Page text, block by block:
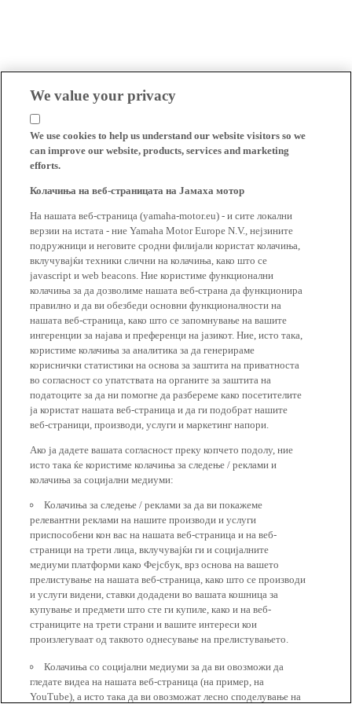
We value your privacy
We use cookies to help us understand our website visitors so we
can improve our website, products, services and marketing
efforts.
Колачиња на веб-страницата на Јамаха мотор
На нашата веб-страница (yamaha-motor.eu) - и сите локални
верзии на истата - ние Yamaha Motor Europe N.V., нејзините
подружници и неговите сродни филијали користат колачиња,
вклучувајќи техники слични на колачиња, како што се
javascript и web beacons. Ние користиме функционални
колачиња за да дозволиме нашата веб-страна да функционира
правилно и да ви обезбеди основни функционалности на
нашата веб-страница, како што се запомнување на вашите
ингеренции за најава и преференци на јазикот. Ние, исто така,
користиме колачиња за аналитика за да генерираме
кориснички статистики на основа за заштита на приватноста
во согласност со упатствата на органите за заштита на
податоците за да ни помогне да разбереме како посетителите
ја користат нашата веб-страница и да ги подобрат нашите
веб-страници, производи, услуги и маркетинг напори.
Ако ја дадете вашата согласност преку копчето подолу, ние
исто така ќе користиме колачиња за следење / реклами и
колачиња за социјални медиуми:
Колачиња за следење / реклами за да ви покажеме
релевантни реклами на нашите производи и услуги
приспособени кон вас на нашата веб-страница и на веб-
страници на трети лица, вклучувајќи ги и социјалните
медиуми платформи како Фејсбук, врз основа на вашето
прелистување на нашата веб-страница, како што се производи
и услуги видени, ставки додадени во вашата кошница за
купување и предмети што сте ги купиле, како и на веб-
страниците на трети страни и вашите интереси кои
произлегуваат од таквото однесување на прелистувањето.
Колачиња со социјални медиуми за да ви овозможи да
гледате видеа на нашата веб-страница (на пример, на
YouTube), а исто така да ви овозможат лесно споделување на